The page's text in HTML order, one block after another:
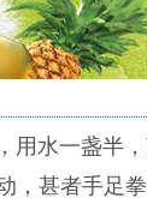
用水一盏半
，甚者手足